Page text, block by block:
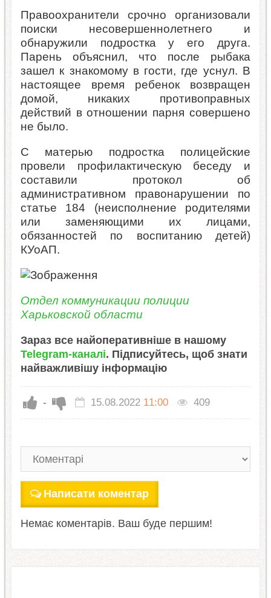
Правоохранители срочно организовали
поиски несовершеннолетнего и
обнаружили подростка у его друга.
Парень объяснил, что после рыбака
зашел к знакомому в гости, где уснул. В
настоящее время ребенок возвращен
домой, никаких противоправных
действий в отношении парня совершено
не было.
С матерью подростка полицейские
провели профилактическую беседу и
составили протокол об
административном правонарушении по
статье 184 (неисполнение родителями
или заменяющими их лицами,
обязанностей по воспитанию детей)
КУоАП.
Отдел коммуникации полиции
Харьковской области
Зараз все найоперативніше в нашому
Telegram-каналі. Підписуйтесь, щоб знати
найважливішу інформацію
- 15.08.2022 11:00 409
Написати коментар
Немає коментарів. Ваш буде першим!